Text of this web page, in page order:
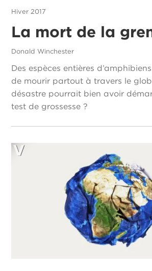
Hiver 2017
La mort de la
Donald Winchester
Des espèces entières
de mourir partout à travers le
désastre pourrait bien avoir
test de grossesse ?